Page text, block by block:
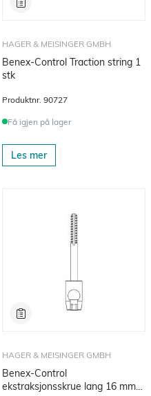
HAGER & MEISINGER GMBH
Benex-Control Traction string 1
stk
Produktnr. 90727
Få igjen på lager
Les mer
HAGER & MEISINGER GMBH
Benex-Control
ekstraksjonsskrue lang 16 mm